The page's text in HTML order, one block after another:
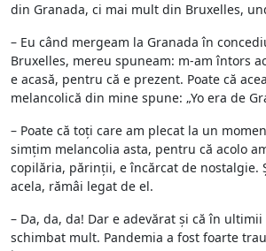
din Granada, ci mai mult din Bruxelles,
– Eu când mergeam la Granada în
Bruxelles, mereu spuneam: m-am întors
e acasă, pentru că e prezent. Poate că
melancolică din mine spune: „Yo era de
– Poate că toți care am plecat la un
simțim melancolia asta, pentru că acolo
copilăria, părinții, e încărcat de nostalgie.
acela, rămâi legat de el.
– Da, da, da! Dar e adevărat și că în
schimbat mult. Pandemia a fost foarte